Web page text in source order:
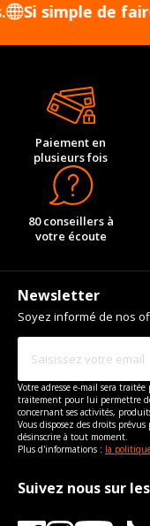
de faire
Paiement en
plusieurs fois
80 conseillers à
votre écoute
Newsletter
Soyez informé de nos
Votre adresse e-mail sera
traitement pour lui permettre
concernant ses activités,
Vous disposez des droits
désinscrire à tout moment.
Plus d'informations : la
Suivez nous sur